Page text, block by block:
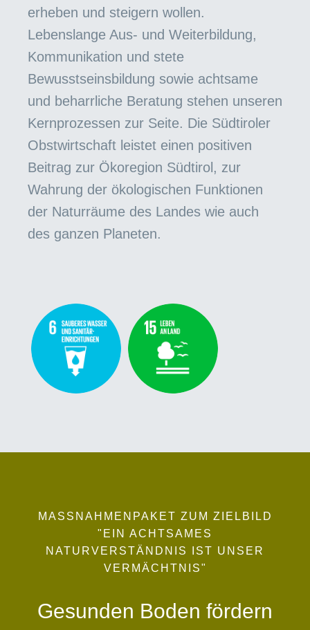
erheben und steigern wollen.
Lebenslange Aus- und Weiterbildung,
Kommunikation und stete
Bewusstseinsbildung sowie achtsame
und beharrliche Beratung stehen unseren
Kernprozessen zur Seite. Die Südtiroler
Obstwirtschaft leistet einen positiven
Beitrag zur Ökoregion Südtirol, zur
Wahrung der ökologischen Funktionen
der Naturräume des Landes wie auch
des ganzen Planeten.
MASSNAHMENPAKET ZUM ZIELBILD
"EIN ACHTSAMES
NATURVERSTÄNDNIS IST UNSER
VERMÄCHTNIS"
Gesunden Boden fördern